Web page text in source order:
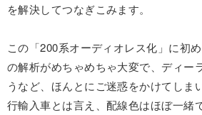
を解決してつなぎこみます。
この「200系オーディオレス化」に初
の解析がめちゃめちゃ大変で、ディー
うなど、ほんとにご迷惑をかけてしま
行輸入車とは言え、配線色はほぼ一緒